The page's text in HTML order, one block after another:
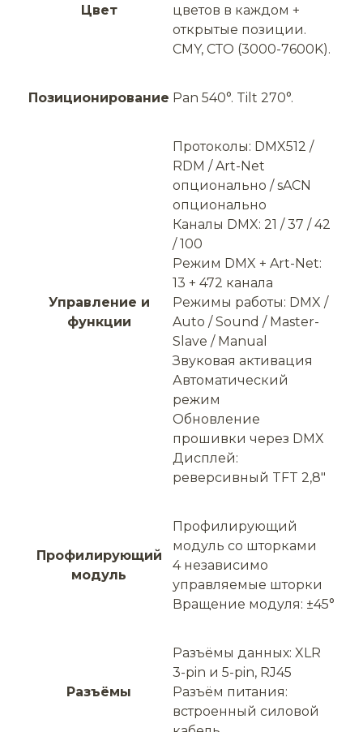
Цвет
цветов в каждом +
открытые позиции.
CMY, СТО (3000-7600K).
Позиционирование Pan 540°. Tilt 270°.
Управление и
функции
Протоколы: DMX512 /
RDM / Art-Net
опционально / sACN
опционально
Каналы DMX: 21 / 37 / 42
/ 100
Режим DMX + Art-Net:
13 + 472 канала
Режимы работы: DMX /
Auto / Sound / Master-
Slave / Manual
Звуковая активация
Автоматический
режим
Обновление
прошивки через DMX
Дисплей:
реверсивный TFT 2,8″
Профилирующий
модуль
Профилирующий
модуль со шторками
4 независимо
управляемые шторки
Вращение модуля: ±45°
Разъёмы
Разъёмы данных: XLR
3-pin и 5-pin, RJ45
Разъём питания:
встроенный силовой